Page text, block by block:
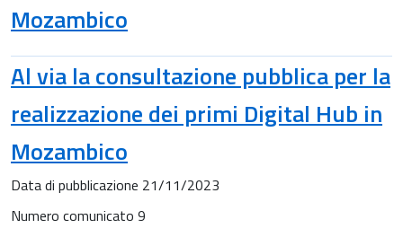
Mozambico
Al via la consultazione pubblica per la
realizzazione dei primi Digital Hub in
Mozambico
Data di pubblicazione 21/11/2023
Numero comunicato 9